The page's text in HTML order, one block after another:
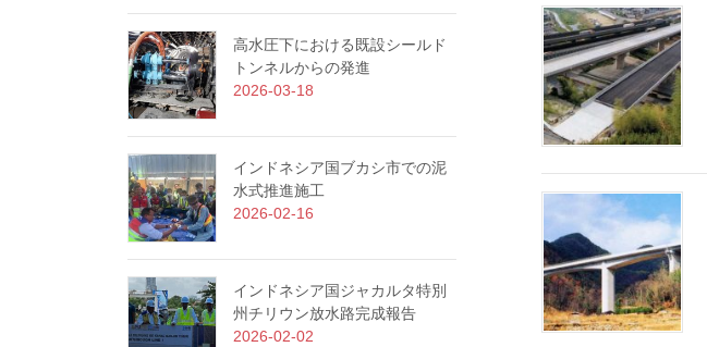
高水圧下における既設シールド
トンネルからの発進
2026-03-18
インドネシア国ブカシ市での泥
水式推進施工
2026-02-16
インドネシア国ジャカルタ特別
州チリウン放水路完成報告
2026-02-02